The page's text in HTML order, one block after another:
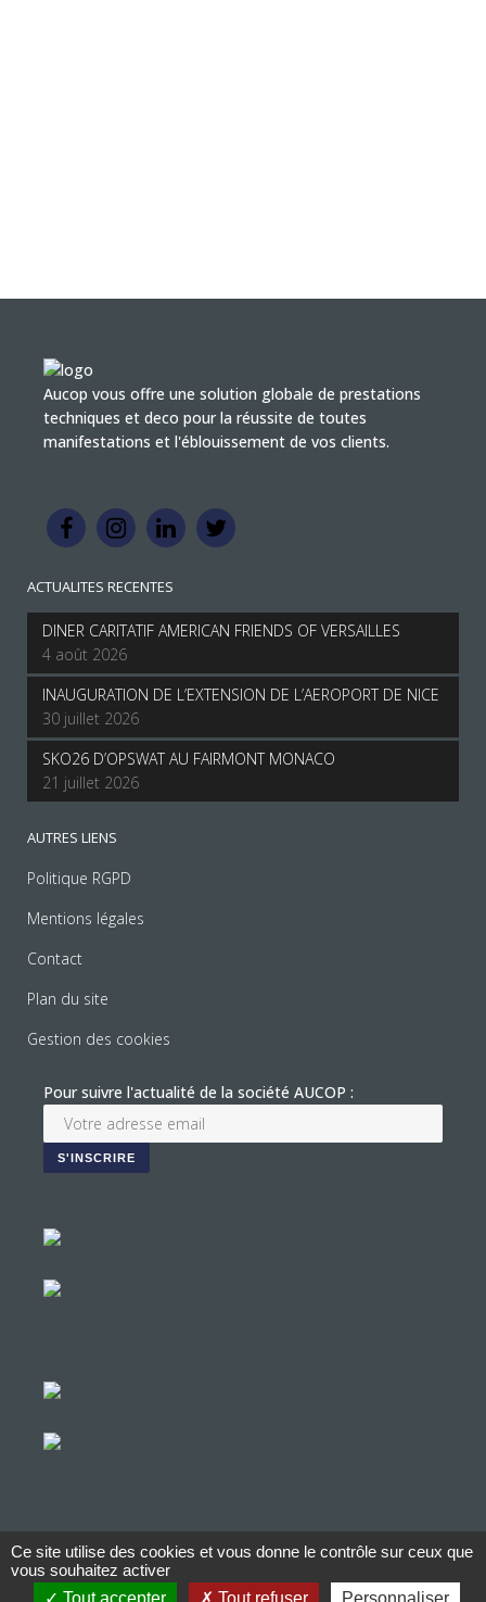
Aucop vous offre une solution globale de prestations
techniques et deco pour la réussite de toutes
manifestations et l'éblouissement de vos clients.
ACTUALITES RECENTES
DINER CARITATIF AMERICAN FRIENDS OF VERSAILLES
4 août 2026
INAUGURATION DE L’EXTENSION DE L’AEROPORT DE NICE
30 juillet 2026
SKO26 D’OPSWAT AU FAIRMONT MONACO
21 juillet 2026
AUTRES LIENS
Politique RGPD
Mentions légales
Contact
Plan du site
Gestion des cookies
Pour suivre l'actualité de la société AUCOP :
© Copyright Aucop – 2022
Ce site utilise des cookies et vous donne le contrôle sur ceux que
vous souhaitez activer
Tout accepter
Tout refuser Personnaliser